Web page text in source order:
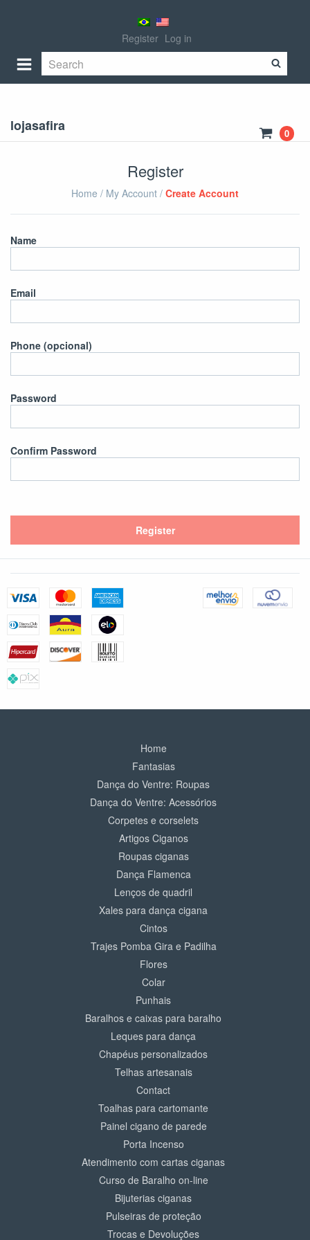
Register Log in
lojasafira 0
Register
Home / My Account / Create Account
Name
Email
Phone (opcional)
Password
Confirm Password
Home
Fantasias
Dança do Ventre: Roupas
Dança do Ventre: Acessórios
Corpetes e corselets
Artigos Ciganos
Roupas ciganas
Dança Flamenca
Lenços de quadril
Xales para dança cigana
Cintos
Trajes Pomba Gira e Padilha
Flores
Colar
Punhais
Baralhos e caixas para baralho
Leques para dança
Chapéus personalizados
Telhas artesanais
Contact
Toalhas para cartomante
Painel cigano de parede
Porta Incenso
Atendimento com cartas ciganas
Curso de Baralho on-line
Bijuterias ciganas
Pulseiras de proteção
Trocas e Devoluções